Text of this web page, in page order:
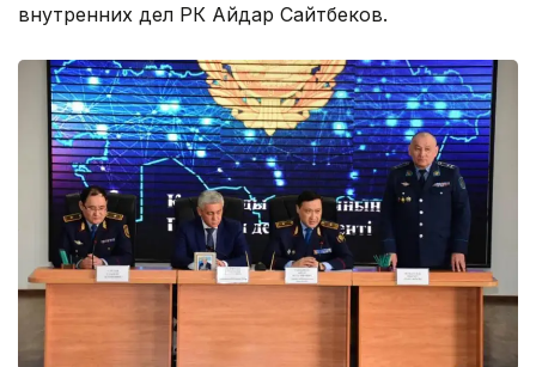
внутренних дел РК Айдар Сайтбеков.